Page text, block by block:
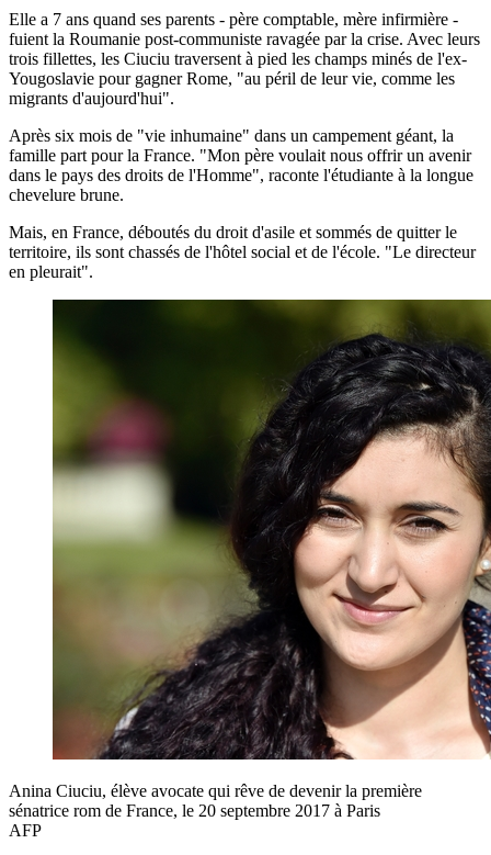
Elle a 7 ans quand ses parents - père comptable, mère infirmière -
fuient la Roumanie post-communiste ravagée par la crise. Avec leurs
trois fillettes, les Ciuciu traversent à pied les champs minés de l'ex-
Yougoslavie pour gagner Rome, "au péril de leur vie, comme les
migrants d'aujourd'hui".
Après six mois de "vie inhumaine" dans un campement géant, la
famille part pour la France. "Mon père voulait nous offrir un avenir
dans le pays des droits de l'Homme", raconte l'étudiante à la longue
chevelure brune.
Mais, en France, déboutés du droit d'asile et sommés de quitter le
territoire, ils sont chassés de l'hôtel social et de l'école. "Le directeur
en pleurait".
Anina Ciuciu, élève avocate qui rêve de devenir la première
sénatrice rom de France, le 20 septembre 2017 à Paris
AFP